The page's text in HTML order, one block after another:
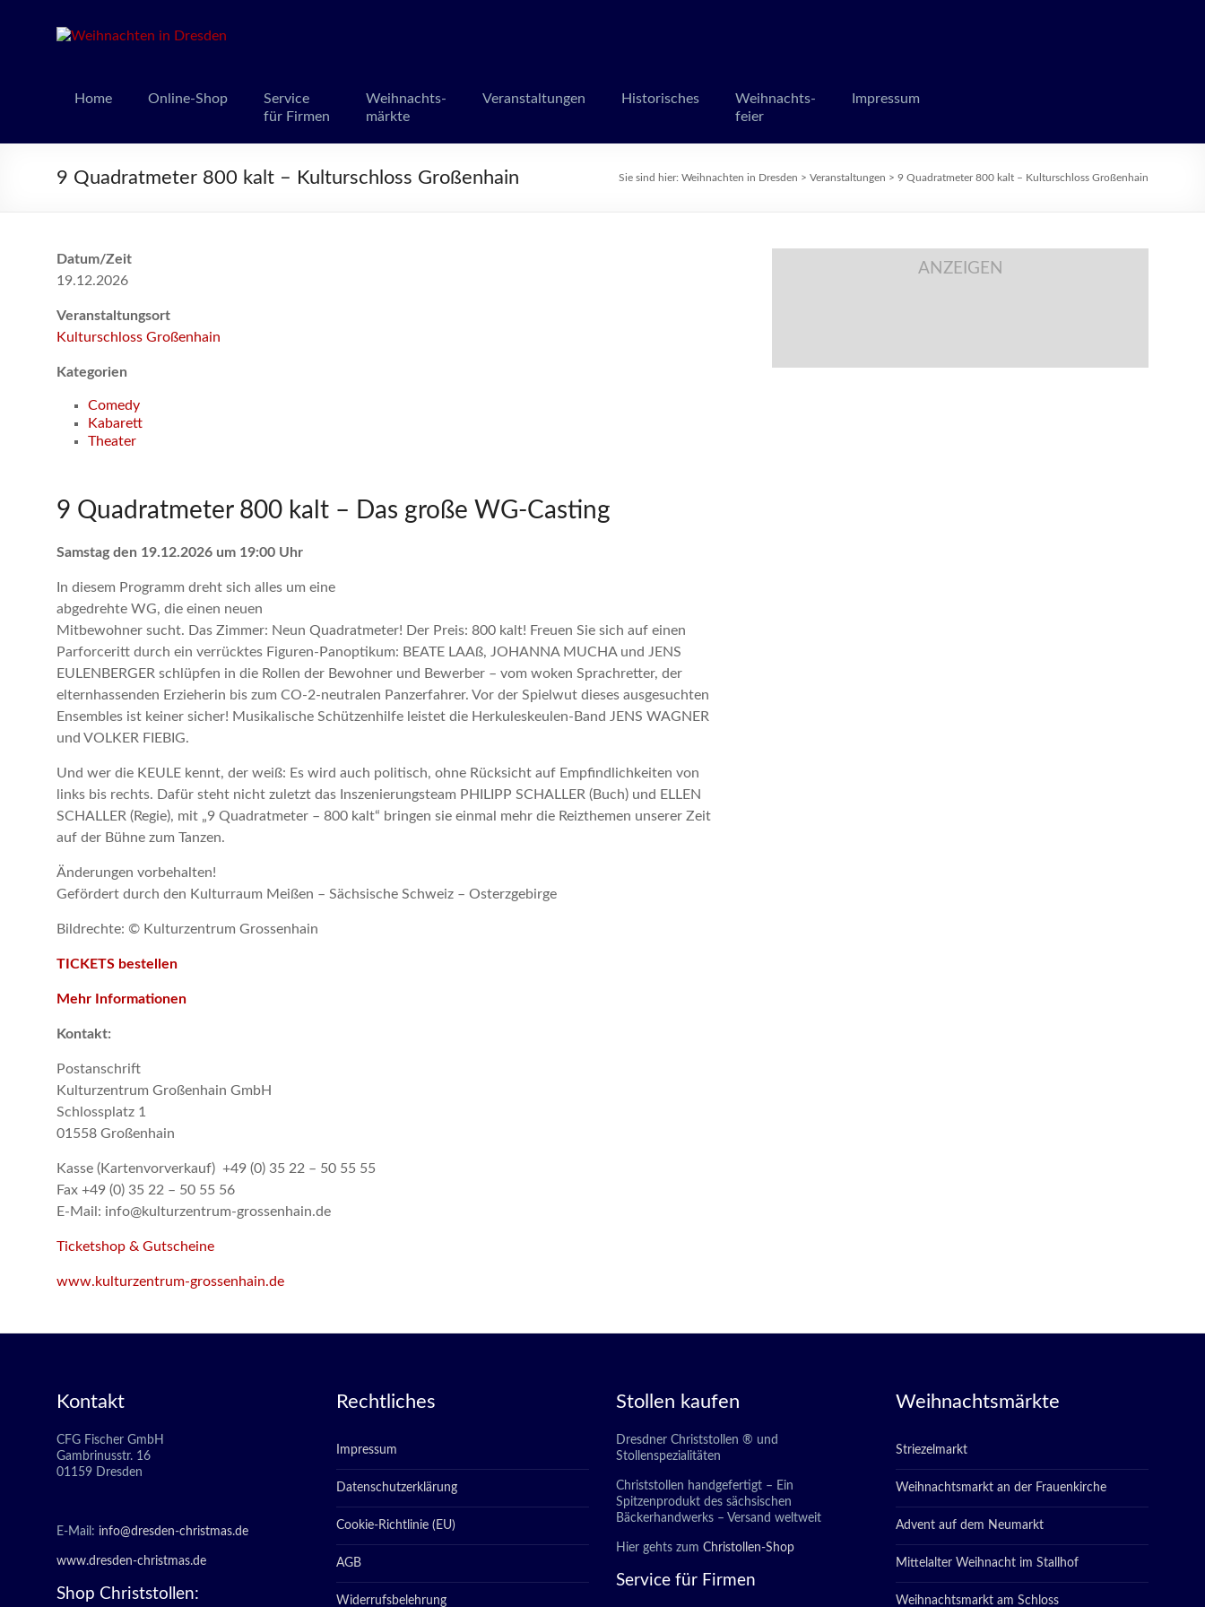
Home Online-Shop
Service
für Firmen
Weihnachts-
märkte
Veranstaltungen Historisches
Weihnachts-
feier
Impressum
9 Quadratmeter 800 kalt – Kulturschloss Großenhain Sie sind hier: Weihnachten in Dresden > Veranstaltungen > 9 Quadratmeter 800 kalt – Kulturschloss Großenhain
Datum/Zeit
19.12.2026
Veranstaltungsort
Kulturschloss Großenhain
Kategorien
Comedy
Kabarett
Theater
9 Quadratmeter 800 kalt – Das große WG-Casting
Samstag den 19.12.2026 um 19:00 Uhr
In diesem Programm dreht sich alles um eine
abgedrehte WG, die einen neuen
Mitbewohner sucht. Das Zimmer: Neun Quadratmeter! Der Preis: 800 kalt! Freuen Sie sich auf einen
Parforceritt durch ein verrücktes Figuren-Panoptikum: BEATE LAAß, JOHANNA MUCHA und JENS
EULENBERGER schlüpfen in die Rollen der Bewohner und Bewerber – vom woken Sprachretter, der
elternhassenden Erzieherin bis zum CO-2-neutralen Panzerfahrer. Vor der Spielwut dieses ausgesuchten
Ensembles ist keiner sicher! Musikalische Schützenhilfe leistet die Herkuleskeulen-Band JENS WAGNER
und VOLKER FIEBIG.
Und wer die KEULE kennt, der weiß: Es wird auch politisch, ohne Rücksicht auf Empfindlichkeiten von
links bis rechts. Dafür steht nicht zuletzt das Inszenierungsteam PHILIPP SCHALLER (Buch) und ELLEN
SCHALLER (Regie), mit „9 Quadratmeter – 800 kalt“ bringen sie einmal mehr die Reizthemen unserer Zeit
auf der Bühne zum Tanzen.
Änderungen vorbehalten!
Gefördert durch den Kulturraum Meißen – Sächsische Schweiz – Osterzgebirge
Bildrechte: © Kulturzentrum Grossenhain
TICKETS bestellen
Mehr Informationen
Kontakt:
Postanschrift
Kulturzentrum Großenhain GmbH
Schlossplatz 1
01558 Großenhain
Kasse (Kartenvorverkauf) +49 (0) 35 22 – 50 55 55
Fax +49 (0) 35 22 – 50 55 56
E-Mail: info@kulturzentrum-grossenhain.de
Ticketshop & Gutscheine
www.kulturzentrum-grossenhain.de
ANZEIGEN
Kontakt
CFG Fischer GmbH
Gambrinusstr. 16
01159 Dresden
E-Mail: info@dresden-christmas.de
www.dresden-christmas.de
Shop Christstollen:
Rechtliches
Impressum
Datenschutzerklärung
Cookie-Richtlinie (EU)
AGB
Widerrufsbelehrung
Stollen kaufen
Dresdner Christstollen ® und
Stollenspezialitäten
Christstollen handgefertigt – Ein
Spitzenprodukt des sächsischen
Bäckerhandwerks – Versand weltweit
Hier gehts zum Christollen-Shop
Service für Firmen
Weihnachtsmärkte
Striezelmarkt
Weihnachtsmarkt an der Frauenkirche
Advent auf dem Neumarkt
Mittelalter Weihnacht im Stallhof
Weihnachtsmarkt am Schloss